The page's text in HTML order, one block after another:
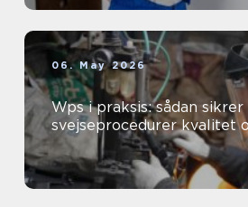
06. May 2026
Wps i praksis: sådan sikrer
svejseprocedurer kvalitet